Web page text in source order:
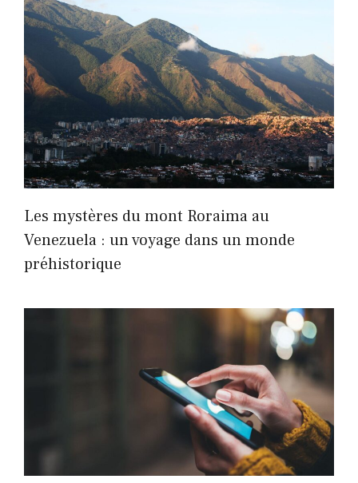
Les mystères du mont Roraima au
Venezuela : un voyage dans un monde
préhistorique